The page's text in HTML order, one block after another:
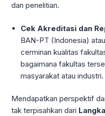
dan penelitian.
Cek Akreditasi dan
BAN-PT (Indonesia)
cerminan kualitas
bagaimana fakultas
masyarakat atau industri.
Mendapatkan perspektif
tak terpisahkan dari